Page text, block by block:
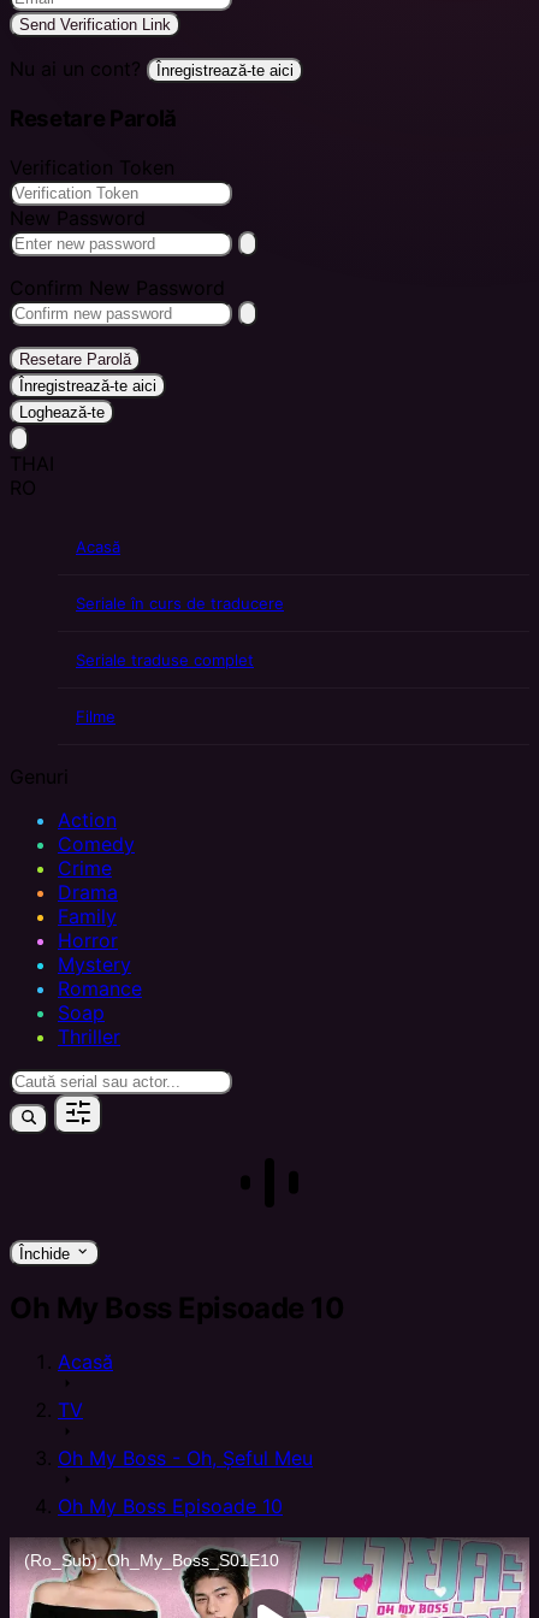
Send Verification Link
Nu ai un cont? Înregistrează-te aici
Resetare Parolă
Verification Token
New Password
Confirm New Password
Resetare Parolă
Înregistrează-te aici
Loghează-te
THAI
RO
Acasă
Seriale în curs de traducere
Seriale traduse complet
Filme
Genuri
Action
Comedy
Crime
Drama
Family
Horror
Mystery
Romance
Soap
Thriller
Închide keyboard_arrow_down
Oh My Boss Episoade 10
Acasă
arrow_right
TV
arrow_right
Oh My Boss - Oh, Șeful Meu
arrow_right
Oh My Boss Episoade 10